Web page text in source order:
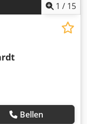
1 / 15
Bellen